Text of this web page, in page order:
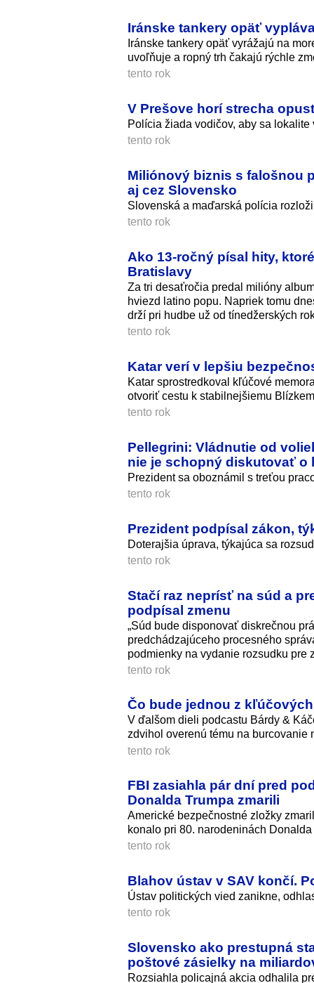
Iránske tankery opäť
Iránske tankery opäť vyrážajú na
uvoľňuje a ropný trh čakajú rýchle
tento rok
V Prešove horí strecha
Polícia žiada vodičov, aby sa
tento rok
Miliónový biznis s falošnou
aj cez Slovensko
Slovenská a maďarská polícia
tento rok
Ako 13-ročný písal hity,
Bratislavy
Za tri desaťročia predal milióny
hviezd latino popu. Napriek tomu
drží pri hudbe už od tínedžerských
tento rok
Katar verí v lepšiu
Katar sprostredkoval kľúčové
otvoriť cestu k stabilnejšiemu
tento rok
Pellegrini: Vládnutie od
nie je schopný diskutovať o
Prezident sa oboznámil s treťou
tento rok
Prezident podpísal zákon,
Doterajšia úprava, týkajúca sa
tento rok
Stačí raz neprísť na súd a
podpísal zmenu
„Súd bude disponovať diskrečnou
predchádzajúceho procesného
podmienky na vydanie rozsudku pre
tento rok
Čo bude jednou z
V ďalšom dieli podcastu Bárdy &
zdvihol overenú tému na burcovanie
tento rok
FBI zasiahla pár dní pred
Donalda Trumpa zmarili
Americké bezpečnostné zložky
konalo pri 80. narodeninách
tento rok
Blahov ústav v SAV končí.
Ústav politických vied zanikne,
tento rok
Slovensko ako prestupná
poštové zásielky na
Rozsiahla policajná akcia odhalila